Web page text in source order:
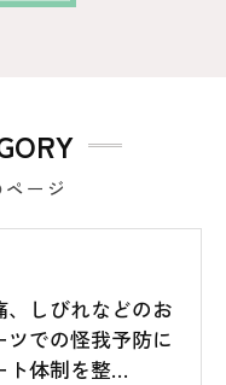
ージ
、しびれなどのお
での怪我予防に
ト体制を整…